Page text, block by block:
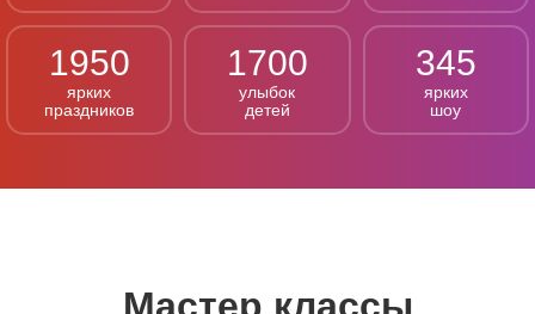
1950
ярких
праздников
1700
улыбок
детей
345
ярких
шоу
Мастер классы